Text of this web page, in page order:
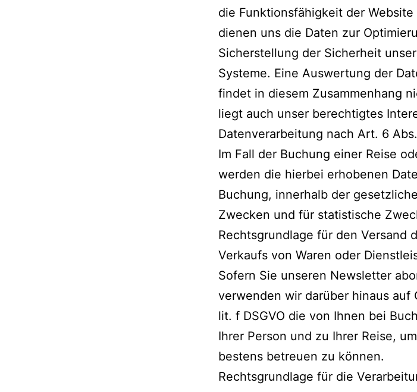
die Funktionsfähigkeit der
dienen uns die Daten zur
Sicherstellung der Sicherheit
Systeme. Eine Auswertung der
findet in diesem Zusammenhang
liegt auch unser berechtigtes
Datenverarbeitung nach Art. 6
Im Fall der Buchung einer Reise
werden die hierbei erhobenen
Buchung, innerhalb der
Zwecken und für statistische
Rechtsgrundlage für den Versand
Verkaufs von Waren oder
Sofern Sie unseren Newsletter
verwenden wir darüber hinaus auf
lit. f DSGVO die von Ihnen bei
Ihrer Person und zu Ihrer Reise,
bestens betreuen zu können.
Rechtsgrundlage für die